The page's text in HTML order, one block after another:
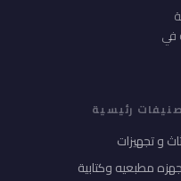
في
رئيسية
و تجهيزات
مطبعيه وكتابية